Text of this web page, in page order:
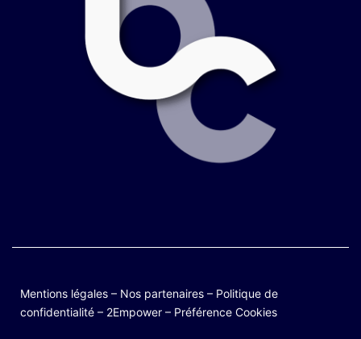
Mentions légales – Nos partenaires – Politique de
confidentialité – 2Empower – Préférence Cookies